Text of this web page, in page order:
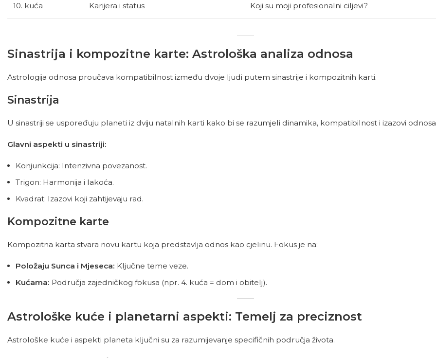
10. kuća Karijera i status Koji su moji profesionalni ciljevi?
Sinastrija i kompozitne karte: Astrološka analiza odnosa
Astrologija odnosa proučava kompatibilnost između dvoje ljudi putem sinastrije i kompozitnih karti.
Sinastrija
U sinastriji se uspoređuju planeti iz dviju natalnih karti kako bi se razumjeli dinamika, kompatibilnost i izazovi
Glavni aspekti u sinastriji:
Konjunkcija: Intenzivna povezanost.
Trigon: Harmonija i lakoća.
Kvadrat: Izazovi koji zahtijevaju rad.
Kompozitne karte
Kompozitna karta stvara novu kartu koja predstavlja odnos kao cjelinu. Fokus je na:
Položaju Sunca i Mjeseca: Ključne teme veze.
Kućama: Područja zajedničkog fokusa (npr. 4. kuća = dom i obitelj).
Astrološke kuće i planetarni aspekti: Temelj za preciznost
Astrološke kuće i aspekti planeta ključni su za razumijevanje specifičnih područja života.